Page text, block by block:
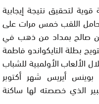
فريق أطلس 05 رغبة قوية لتحقيق نتيجة إيجابية
اللقب خمس مرات على
بن صالح بمداد من ذهب في
بطلة التايكواندو فاطمة
الألعاب الأولمبية للشباب
بوينس أيريس شهر أكتوبر
الذي خصصته لها ساكنة